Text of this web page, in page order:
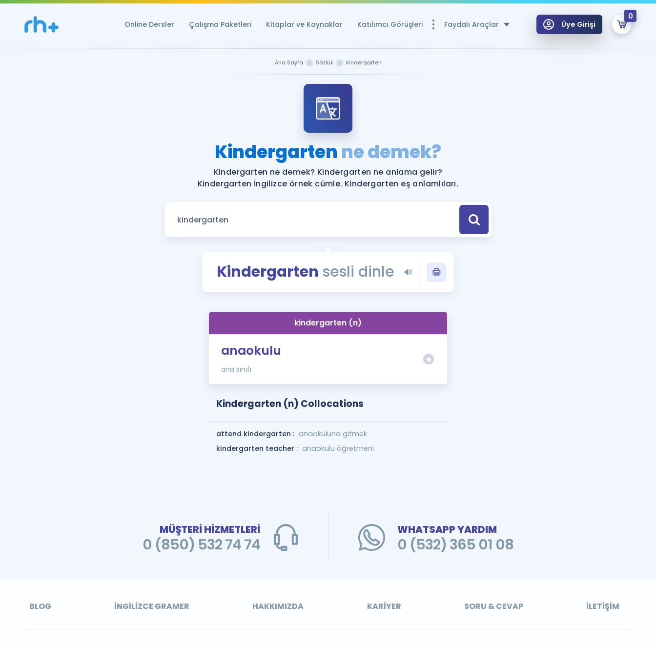
Online Dersler Çalışma Paketleri Kitaplar ve Kaynaklar Katılımcı Görüşleri Faydalı Araçlar
Ücretsiz Kaynaklar
YDS ve YÖKDİL Puan Hesaplama Aracı
YDS ve YÖKDİL'e Hazırlananlar için Öneriler
Tüm ÖSYM Sınavları Tek Takvimde
Blog
YDS - YÖKDİL Tüm Sınavlarla İlgili Haberler
İngilizce Gramer
Üye Girişi
0
Remzi Hoca ile seni sınava hazırlayacak onlarca eğitim seni bekliyor!
Ana Sayfa Sözlük kindergarten
Kindergarten ne demek?
Kindergarten ne demek? Kindergarten ne anlama gelir?
Kindergarten İngilizce örnek cümle. Kindergarten eş anlamlıları.
Kindergarten sesli dinle
kindergarten (n)
anaokulu
ana sınıfı
Kindergarten (n) Collocations
attend kindergarten : anaokuluna gitmek
kindergarten teacher : anaokulu öğretmeni
MÜŞTERİ HİZMETLERİ
0 (850) 532 74 74
WHATSAPP YARDIM
0 (532) 365 01 08
BLOG İNGILIZCE GRAMER HAKKIMIZDA KARIYER SORU & CEVAP İLETIŞIM